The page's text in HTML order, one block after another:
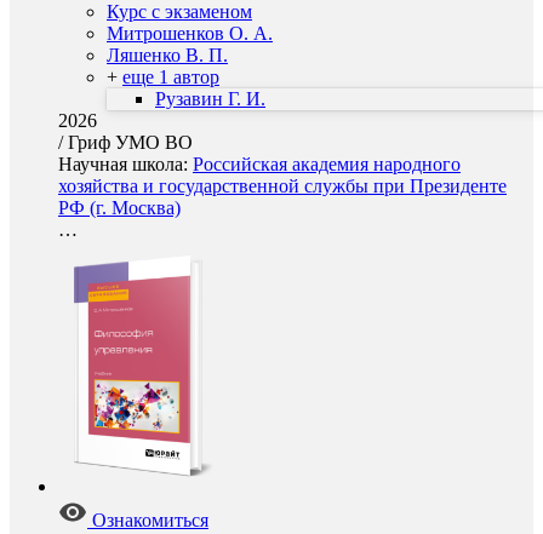
Курс с экзаменом
Митрошенков О. А.
Ляшенко В. П.
+ еще 1 автор
Рузавин Г. И.
2026
/Гриф УМО ВО
Научная школа: Российская академия народного
хозяйства и государственной службы при Президенте
РФ (г. Москва)
…
Ознакомиться